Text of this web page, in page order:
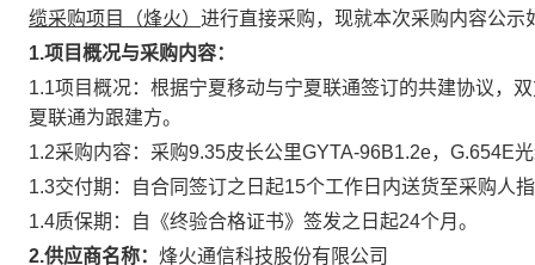
缆采购项目（烽火） 进行直接采购，现就本次采购内容公示
1.项目概况与采购内容：
1.1项目概况：根据宁夏移动与宁夏联通签订的共建协议，
夏联通为跟建方。
1.2采购内容：采购9.35皮长公里GYTA-96B1.2e，G.654E
1.3交付期：自合同签订之日起15个工作日内送货至采购人
1.4质保期：自《终验合格证书》签发之日起24个月。
2.供应商名称： 烽火通信科技股份有限公司